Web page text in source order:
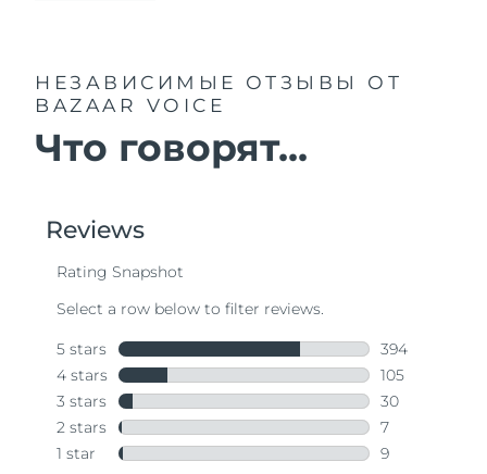
НЕЗАВИСИМЫЕ ОТЗЫВЫ
ОТ
BAZAAR VOICE
Что говорят...